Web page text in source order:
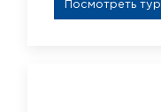
Посмотреть тур